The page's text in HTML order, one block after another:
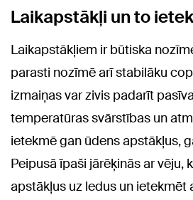
Laikapstākļi un to
Laikapstākļiem ir būtiska
parasti nozīmē arī stabilāku
izmaiņas var zivis padarīt
temperatūras svārstības un
ietekmē gan ūdens apstākļus,
Peipusā īpaši jārēķinās ar vēju,
apstākļus uz ledus un ietekmēt